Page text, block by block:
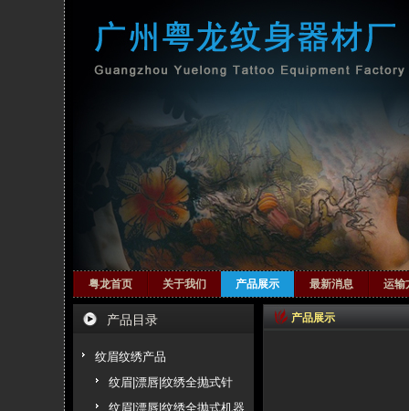
粤龙首页 关于我们 产品展示 最新消息 运输
产品目录
纹眉纹绣产品
纹眉|漂唇|纹绣全抛式针
纹眉|漂唇|纹绣全抛式机器
产品展示